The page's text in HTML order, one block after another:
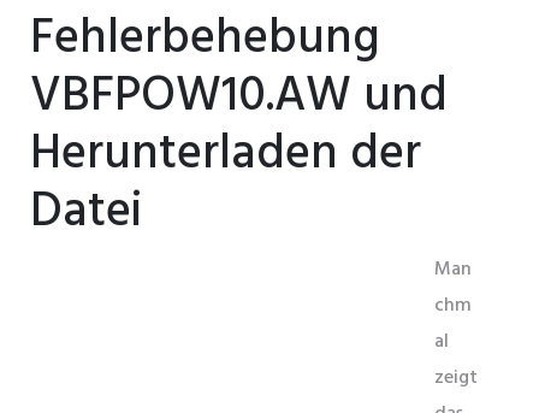
Fehlerbehebung
VBFPOW10.AW und
Herunterladen der
Datei
Man
chm
al
zeigt